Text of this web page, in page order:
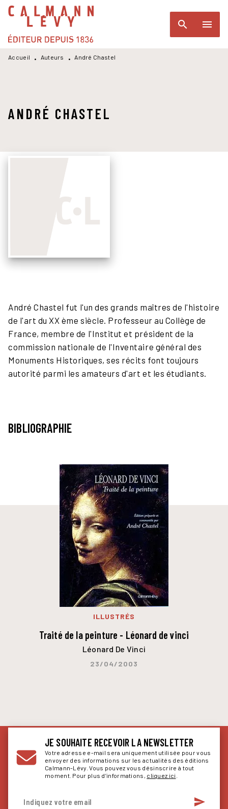
MENU RECHERCHE
PIED DE PAGE
search menu
Accueil • Auteurs • André Chastel
ANDRÉ CHASTEL
André Chastel fut l'un des grands maîtres de l'histoire
de l'art du XX ème siècle. Professeur au Collège de
France, membre de l'Institut et président de la
commission nationale de l'Inventaire général des
Monuments Historiques, ses récits font toujours
autorité parmi les amateurs d'art et les étudiants.
BIBLIOGRAPHIE
ILLUSTRÉS
Traité de la peinture - Léonard de vinci
Léonard De Vinci
23/04/2003
JE SOUHAITE RECEVOIR LA NEWSLETTER
Votre adresse e-mail sera uniquement utilisée pour vous
envoyer des informations sur les actualités des éditions
Calmann-Lévy. Vous pouvez vous désinscrire à tout
moment. Pour plus d’informations, cliquez ici
Indiquez votre email send